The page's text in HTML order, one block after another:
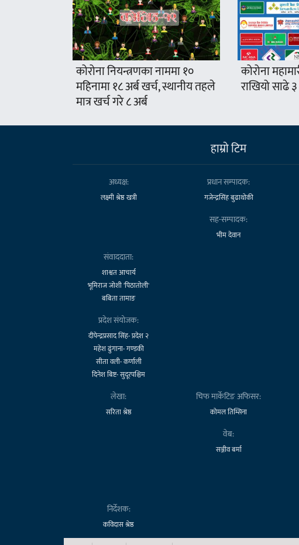
कोरोना नियन्त्रणका नाममा १०
महिनामा १८ अर्ब खर्च, स्थानीय तहले
मात्र खर्च गरे ८ अर्ब
कोरोना
राखियो साढे
हाम्राे टिम
अध्यक्ष:
लक्ष्मी श्रेष्ठ खत्री
प्रधान सम्पादक:
गजेन्द्रसिंह बुढाथोकी
सह-सम्पादक:
भीम देवान
संवाददाता:
शाश्वत आचार्य
भूमिराज जोशी 'पिठातोली'
बबिता तामाङ
प्रदेश संयोजक:
दीपेन्द्रप्रसाद सिंह- प्रदेश २
महेश ढुंगाना- गण्डकी
सीता वली- कर्णाली
दिनेश बिष्ट- सुदूरपश्चिम
लेखा:
सरिता श्रेष्ठ
चिफ मार्केटिङ अफिसर:
कोमल तिम्सिना
वेब:
सञ्जीव बर्मा
निर्देशक:
कविदास श्रेष्ठ